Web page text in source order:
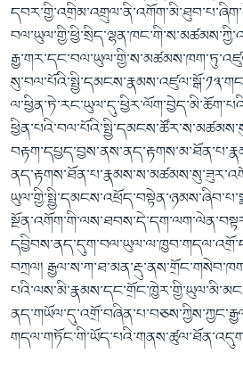
བཀྲལ།